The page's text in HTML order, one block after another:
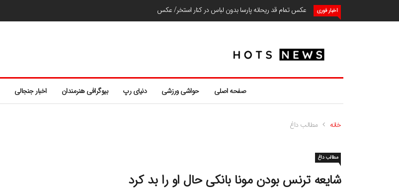
اخبار فوری عکس تمام قد ریحانه پارسا بدون لباس در کنار استخر/ عکس
صفحه اصلی حواشی ورزشی دنیای رپ بیوگرافی هنرمندان اخبار جنجالی
خانه مطالب داغ
مطالب داغ
شایعه ترنس بودن مونا بانکی حال او را بد کرد